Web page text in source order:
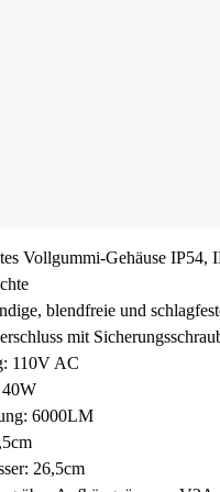
Vollgummi-Gehäuse IP54,
blendfreie und
mit
110V AC
6000LM
26,5cm